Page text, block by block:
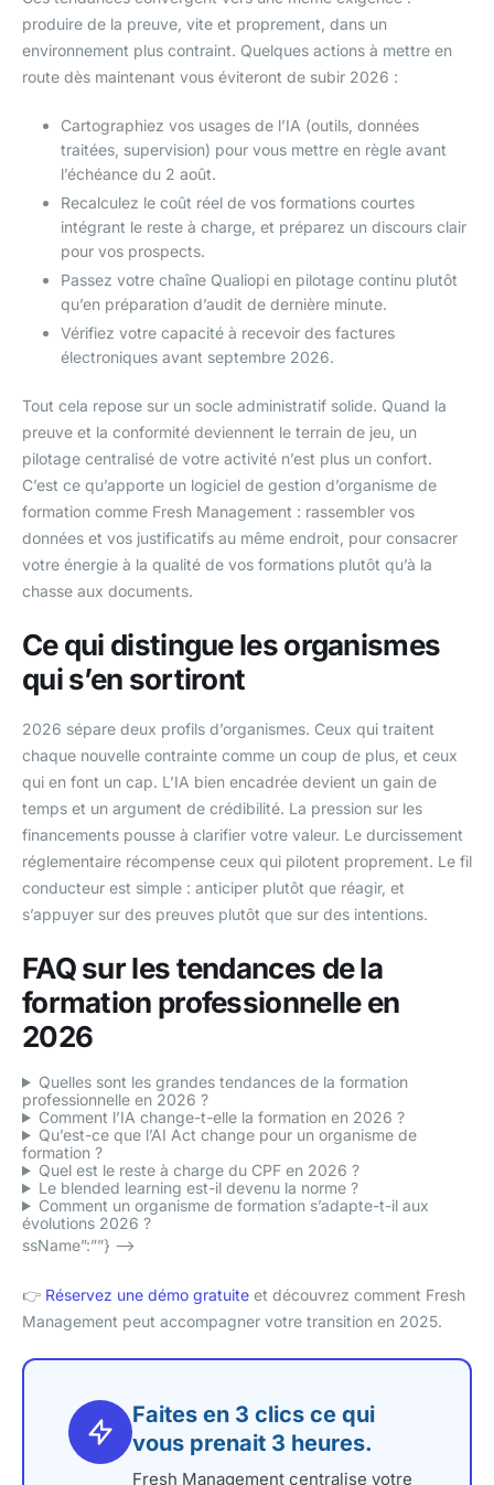
produire de la preuve, vite et proprement, dans un
environnement plus contraint. Quelques actions à mettre en
route dès maintenant vous éviteront de subir 2026 :
Cartographiez vos usages de l’IA (outils, données
traitées, supervision) pour vous mettre en règle avant
l’échéance du 2 août.
Recalculez le coût réel de vos formations courtes
intégrant le reste à charge, et préparez un discours clair
pour vos prospects.
Passez votre chaîne Qualiopi en pilotage continu plutôt
qu’en préparation d’audit de dernière minute.
Vérifiez votre capacité à recevoir des factures
électroniques avant septembre 2026.
Tout cela repose sur un socle administratif solide. Quand la
preuve et la conformité deviennent le terrain de jeu, un
pilotage centralisé de votre activité n’est plus un confort.
C’est ce qu’apporte un logiciel de gestion d’organisme de
formation comme Fresh Management : rassembler vos
données et vos justificatifs au même endroit, pour consacrer
votre énergie à la qualité de vos formations plutôt qu’à la
chasse aux documents.
Ce qui distingue les organismes
qui s’en sortiront
2026 sépare deux profils d’organismes. Ceux qui traitent
chaque nouvelle contrainte comme un coup de plus, et ceux
qui en font un cap. L’IA bien encadrée devient un gain de
temps et un argument de crédibilité. La pression sur les
financements pousse à clarifier votre valeur. Le durcissement
réglementaire récompense ceux qui pilotent proprement. Le fil
conducteur est simple : anticiper plutôt que réagir, et
s’appuyer sur des preuves plutôt que sur des intentions.
FAQ sur les tendances de la
formation professionnelle en
2026
Quelles sont les grandes tendances de la formation
professionnelle en 2026 ?
Comment l’IA change-t-elle la formation en 2026 ?
Qu’est-ce que l’AI Act change pour un organisme de
formation ?
Quel est le reste à charge du CPF en 2026 ?
Le blended learning est-il devenu la norme ?
Comment un organisme de formation s’adapte-t-il aux
évolutions 2026 ?
ssName”:””} –>
👉 Réservez une démo gratuite et découvrez comment Fresh
Management peut accompagner votre transition en 2025.
Faites en 3 clics ce qui
vous prenait 3 heures.
Fresh Management centralise votre